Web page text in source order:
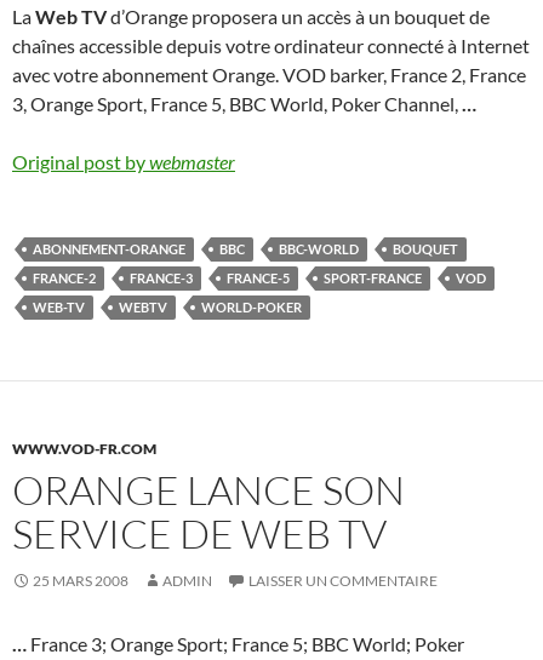
LaWeb TVd’Orange proposera un accès à un bouquet de
chaînes accessible depuis votre ordinateur connecté à Internet
avec votre abonnement Orange. VOD barker, France 2, France
3, Orange Sport, France 5, BBC World, Poker Channel,…
Original post bywebmaster
ABONNEMENT-ORANGE BBC BBC-WORLD
BOUQUET
FRANCE-2
FRANCE-3 FRANCE-5 SPORT-FRANCE
VOD
WEB-TV
WEBTV WORLD-POKER
WWW.VOD-FR.COM
ORANGE LANCE SON
SERVICE DE WEB TV
25 MARS 2008 ADMIN LAISSER UN COMMENTAIRE
… France 3; Orange Sport; France 5; BBC World; Poker